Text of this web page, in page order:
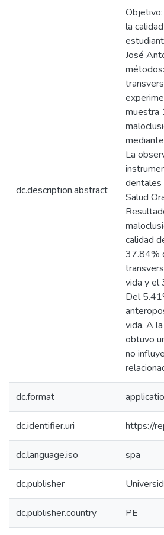
dc.description.abstract
la
José
muestra
La
dentales
Salud
calidad
37.84%
vida y el
Del
vida. A
obtuvo
no
dc.format
dc.identifier.uri https://
dc.language.iso spa
dc.publisher
dc.publisher.country PE